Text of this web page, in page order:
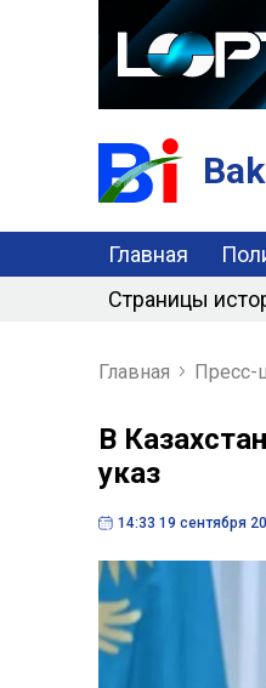
Главная
Страницы
Главная Пресс-
В
указ
14:33 19 сентября